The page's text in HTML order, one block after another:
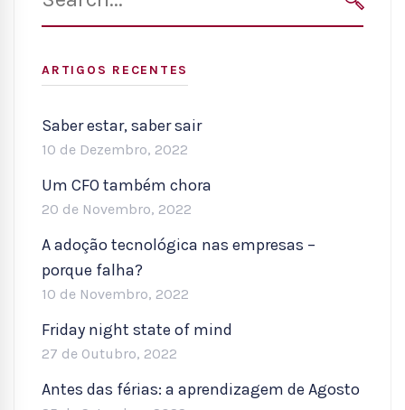
for:
ARTIGOS RECENTES
Saber estar, saber sair
10 de Dezembro, 2022
Um CFO também chora
20 de Novembro, 2022
A adoção tecnológica nas empresas –
porque falha?
10 de Novembro, 2022
Friday night state of mind
27 de Outubro, 2022
Antes das férias: a aprendizagem de Agosto